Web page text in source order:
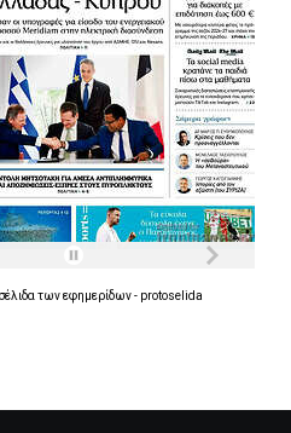
τωνεφημερίδων- protoselida